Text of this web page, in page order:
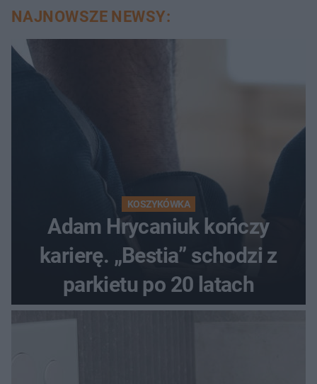
NAJNOWSZE NEWSY:
KOSZYKÓWKA
Adam Hrycaniuk kończy
karierę. „Bestia” schodzi z
parkietu po 20 latach